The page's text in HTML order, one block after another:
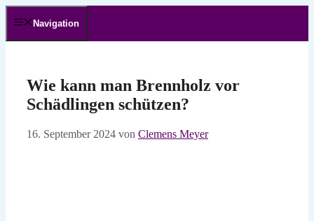
Zum
Inhalt Navigation
Wie kann man Brennholz vor
Schädlingen schützen?
16. September 2024 von Clemens Meyer